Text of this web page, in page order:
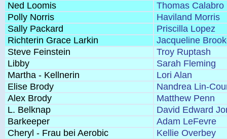
Ned Loomis
Thomas Calabro
Polly Norris
Haviland Morris
Sally Packard
Priscilla Lopez
Richterin Grace Larkin
Jacqueline
Steve Feinstein
Troy Ruptash
Libby
Sarah Fleming
Martha - Kellnerin
Lori Alan
Elise Brody
Nandrea Lin-
Alex Brody
Matthew Penn
L. Belknap
David Edward
Barkeeper
Adam LeFevre
Cheryl - Frau bei Aerobic
Kellie Overbey